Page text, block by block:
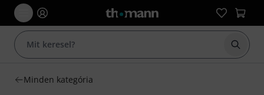
Minden kategória